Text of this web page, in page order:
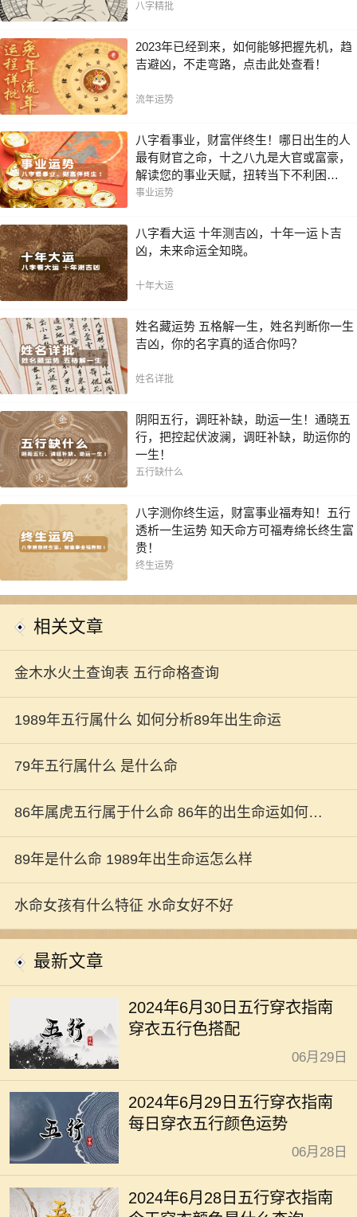
八字精批
2023年已经到来，如何能够把握先机，趋
吉避凶，不走弯路，点击此处查看！
流年运势
八字看事业，财富伴终生！哪日出生的人
最有财官之命，十之八九是大官或富豪，
解读您的事业天赋，扭转当下不利困
局！！
事业运势
八字看大运 十年测吉凶，十年一运卜吉
凶，未来命运全知晓。
十年大运
姓名藏运势 五格解一生，姓名判断你一生
吉凶，你的名字真的适合你吗？
姓名详批
阴阳五行，调旺补缺，助运一生！通晓五
行，把控起伏波澜，调旺补缺，助运你的
一生！
五行缺什么
八字测你终生运，财富事业福寿知！五行
透析一生运势 知天命方可福寿绵长终生富
贵！
终生运势
相关文章
金木水火土查询表 五行命格查询
1989年五行属什么 如何分析89年出生命运
79年五行属什么 是什么命
86年属虎五行属于什么命 86年的出生命运如何解
析
89年是什么命 1989年出生命运怎么样
水命女孩有什么特征 水命女好不好
最新文章
2024年6月30日五行穿衣指南
穿衣五行色搭配
06月29日
2024年6月29日五行穿衣指南
每日穿衣五行颜色运势
06月28日
2024年6月28日五行穿衣指南